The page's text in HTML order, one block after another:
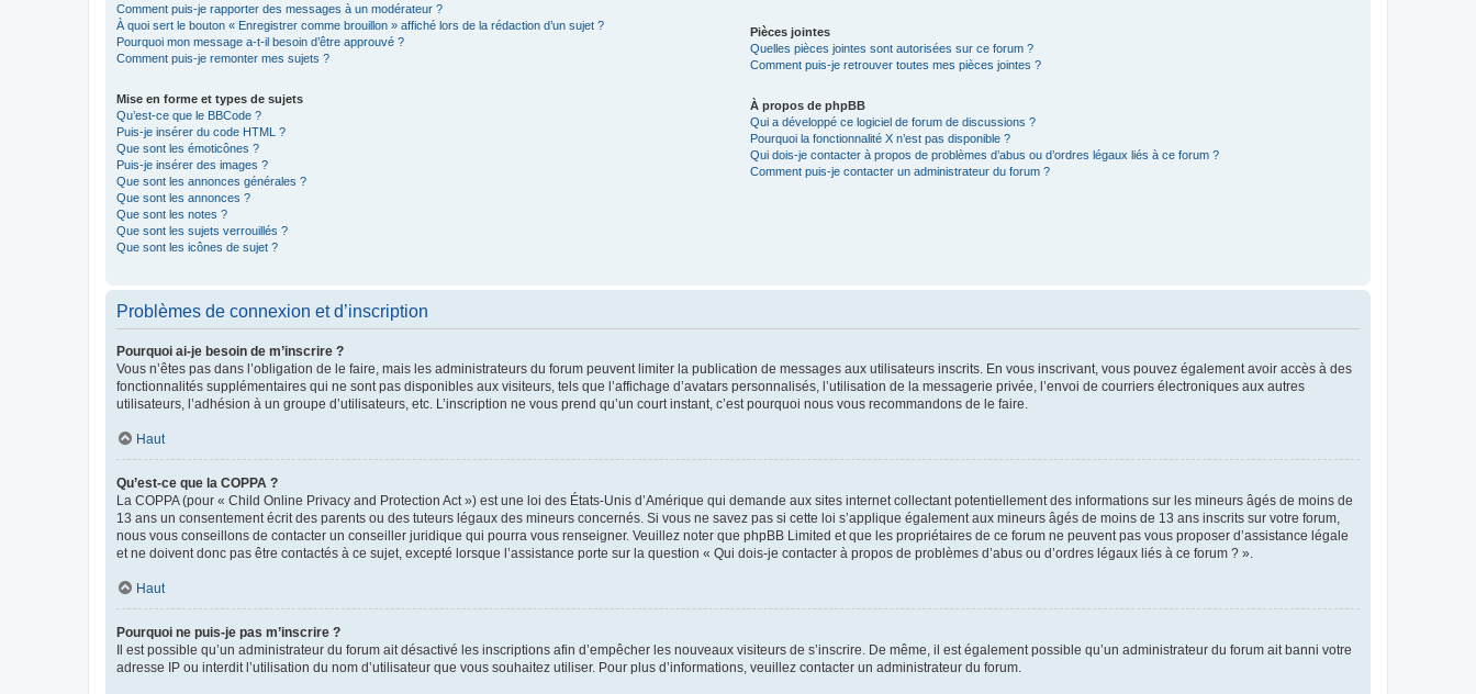
Comment puis-je rapporter des messages à un modérateur ?
À quoi sert le bouton « Enregistrer comme brouillon » affiché lors de la rédaction d’un sujet ?
Pourquoi mon message a-t-il besoin d’être approuvé ?
Comment puis-je remonter mes sujets ?
Mise en forme et types de sujets
Qu’est-ce que le BBCode ?
Puis-je insérer du code HTML ?
Que sont les émoticônes ?
Puis-je insérer des images ?
Que sont les annonces générales ?
Que sont les annonces ?
Que sont les notes ?
Que sont les sujets verrouillés ?
Que sont les icônes de sujet ?
Pièces jointes
Quelles pièces jointes sont autorisées sur ce forum ?
Comment puis-je retrouver toutes mes pièces jointes ?
À propos de phpBB
Qui a développé ce logiciel de forum de discussions ?
Pourquoi la fonctionnalité X n’est pas disponible ?
Qui dois-je contacter à propos de problèmes d’abus ou d’ordres légaux liés à ce forum ?
Comment puis-je contacter un administrateur du forum ?
Problèmes de connexion et d’inscription
Pourquoi ai-je besoin de m’inscrire ?
Vous n’êtes pas dans l’obligation de le faire, mais les administrateurs du forum peuvent limiter la publication de messages aux utilisateurs inscrits. En vous inscrivant, vous pouvez également avoir accès à des
fonctionnalités supplémentaires qui ne sont pas disponibles aux visiteurs, tels que l’affichage d’avatars personnalisés, l’utilisation de la messagerie privée, l’envoi de courriers électroniques aux autres
utilisateurs, l’adhésion à un groupe d’utilisateurs, etc. L’inscription ne vous prend qu’un court instant, c’est pourquoi nous vous recommandons de le faire.
Haut
Qu’est-ce que la COPPA ?
La COPPA (pour « Child Online Privacy and Protection Act ») est une loi des États-Unis d’Amérique qui demande aux sites internet collectant potentiellement des informations sur les mineurs âgés de moins de
13 ans un consentement écrit des parents ou des tuteurs légaux des mineurs concernés. Si vous ne savez pas si cette loi s’applique également aux mineurs âgés de moins de 13 ans inscrits sur votre forum,
nous vous conseillons de contacter un conseiller juridique qui pourra vous renseigner. Veuillez noter que phpBB Limited et que les propriétaires de ce forum ne peuvent pas vous proposer d’assistance légale
et ne doivent donc pas être contactés à ce sujet, excepté lorsque l’assistance porte sur la question « Qui dois-je contacter à propos de problèmes d’abus ou d’ordres légaux liés à ce forum ? ».
Haut
Pourquoi ne puis-je pas m’inscrire ?
Il est possible qu’un administrateur du forum ait désactivé les inscriptions afin d’empêcher les nouveaux visiteurs de s’inscrire. De même, il est également possible qu’un administrateur du forum ait banni votre
adresse IP ou interdit l’utilisation du nom d’utilisateur que vous souhaitez utiliser. Pour plus d’informations, veuillez contacter un administrateur du forum.